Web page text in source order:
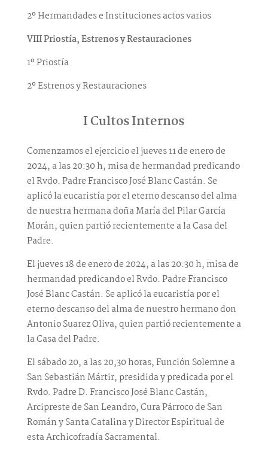
2º Hermandades e Instituciones actos varios
VIII Priostía, Estrenos y Restauraciones
1º Priostía
2º Estrenos y Restauraciones
I Cultos Internos
Comenzamos el ejercicio el jueves 11 de enero de
2024, a las 20:30 h, misa de hermandad predicando
el Rvdo. Padre Francisco José Blanc Castán. Se
aplicó la eucaristía por el eterno descanso del alma
de nuestra hermana doña María del Pilar García
Morán, quien partió recientemente a la Casa del
Padre.
El jueves 18 de enero de 2024, a las 20:30 h, misa de
hermandad predicando el Rvdo. Padre Francisco
José Blanc Castán. Se aplicó la eucaristía por el
eterno descanso del alma de nuestro hermano don
Antonio Suarez Oliva, quien partió recientemente a
la Casa del Padre.
El sábado 20, a las 20,30 horas, Función Solemne a
San Sebastián Mártir, presidida y predicada por el
Rvdo. Padre D. Francisco José Blanc Castán,
Arcipreste de San Leandro, Cura Párroco de San
Román y Santa Catalina y Director Espiritual de
esta Archicofradía Sacramental.